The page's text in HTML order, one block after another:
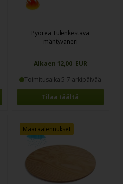
Pyöreä Tulenkestävä
mäntyvaneri
Alkaen 12,00 EUR
Toimitusaika 5-7 arkipäivää
Tilaa täältä
Määräalennukset